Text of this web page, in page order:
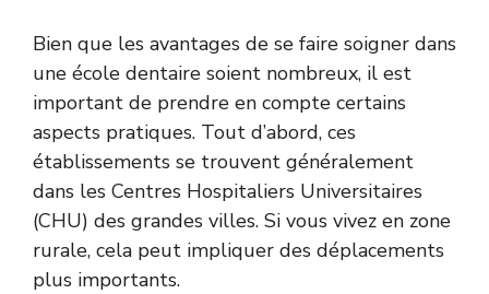
Bien que les avantages de se faire soigner dans
une école dentaire soient nombreux, il est
important de prendre en compte certains
aspects pratiques. Tout d’abord, ces
établissements se trouvent généralement
dans les Centres Hospitaliers Universitaires
(CHU) des grandes villes. Si vous vivez en zone
rurale, cela peut impliquer des déplacements
plus importants.